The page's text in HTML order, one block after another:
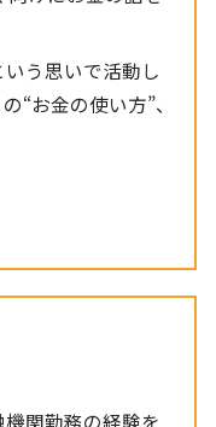
う思いで活動し
“お金の使い方”、
関勤務の経験を